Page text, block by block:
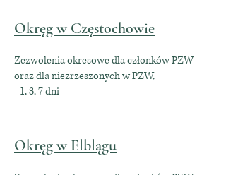
Okręg w Częstochowie
Zezwolenia okresowe dla członków PZW
oraz dla niezrzeszonych w PZW,
- 1, 3, 7 dni
Okręg w Elblągu